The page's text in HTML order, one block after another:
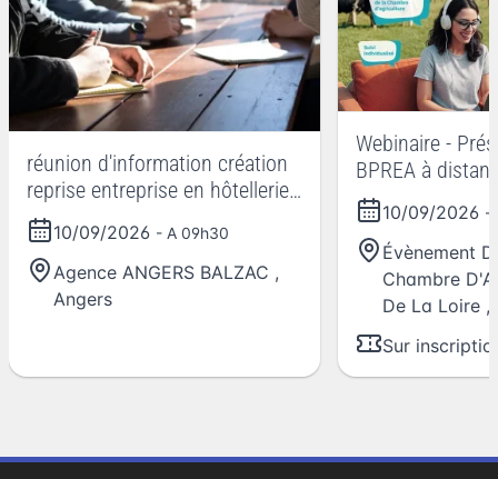
réunion d'information création
reprise entreprise en hôtellerie
restauration avec
accompagnement CCI Angers
10/09/2026 - A 09h30
Agence ANGERS BALZAC ,
Angers
Webinaire -
BPREA à
10/09/2026 -
Évènement
Chambre
De La Loire ,
Sur